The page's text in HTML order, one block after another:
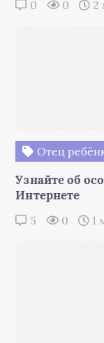
0 0 2
Отец
Узнайте об
Интернете
5 0 1